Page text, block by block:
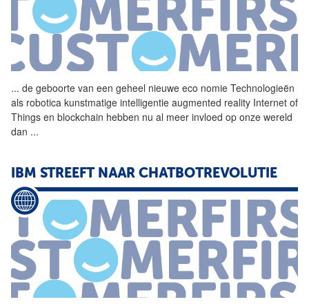
... de geboorte van een geheel nieuwe eco nomie Technologieën
als robotica kunstmatige intelligentie augmented reality Internet of
Things en blockchain hebben nu al meer invloed op onze wereld
dan ...
IBM STREEFT NAAR CHATBOTREVOLUTIE